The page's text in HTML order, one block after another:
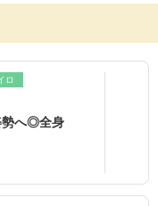
ロ
勢へ◎全身